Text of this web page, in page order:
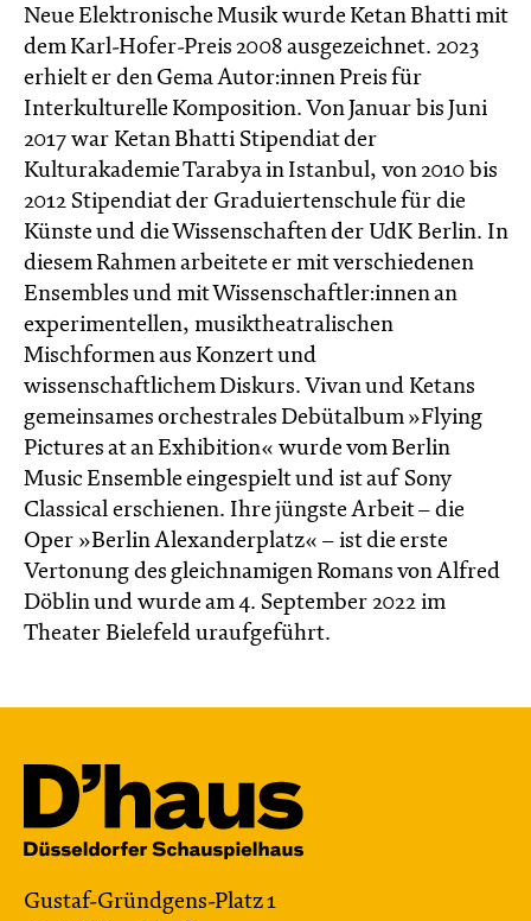
Neue Elektronische Musik wurde Ketan Bhatti mit
dem Karl-Hofer-Preis 2008 ausgezeichnet. 2023
erhielt er den Gema Autor:innen Preis für
Interkulturelle Komposition. Von Januar bis Juni
2017 war Ketan Bhatti Stipendiat der
Kulturakademie Tarabya in Istanbul, von 2010 bis
2012 Stipendiat der Graduiertenschule für die
Künste und die Wissenschaften der UdK Berlin. In
diesem Rahmen arbeitete er mit verschiedenen
Ensembles und mit Wissenschaftler:innen an
experimentellen, musiktheatralischen
Mischformen aus Konzert und
wissenschaftlichem Diskurs. Vivan und Ketans
gemeinsames orchestrales Debütalbum »Flying
Pictures at an Exhibition« wurde vom Berlin
Music Ensemble eingespielt und ist auf Sony
Classical erschienen. Ihre jüngste Arbeit – die
Oper »Berlin Alexanderplatz« – ist die erste
Vertonung des gleichnamigen Romans von Alfred
Döblin und wurde am 4. September 2022 im
Theater Bielefeld uraufgeführt.
Gustaf-Gründgens-Platz 1